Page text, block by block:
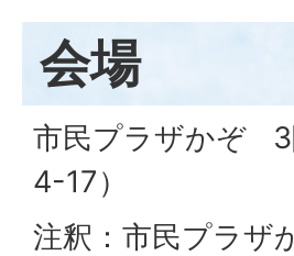
会場
市民プラザかぞ 3
4-17）
注釈：市民プラザ